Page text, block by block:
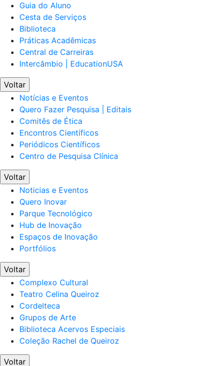
Guia do Aluno
Cesta de Serviços
Biblioteca
Práticas Acadêmicas
Central de Carreiras
Intercâmbio | EducationUSA
Voltar
Notícias e Eventos
Quero Fazer Pesquisa | Editais
Comitês de Ética
Encontros Científicos
Periódicos Científicos
Centro de Pesquisa Clínica
Voltar
Noticias e Eventos
Quero Inovar
Parque Tecnológico
Hub de Inovação
Espaços de Inovação
Portfólios
Voltar
Complexo Cultural
Teatro Celina Queiroz
Cordelteca
Grupos de Arte
Biblioteca Acervos Especiais
Coleção Rachel de Queiroz
Voltar